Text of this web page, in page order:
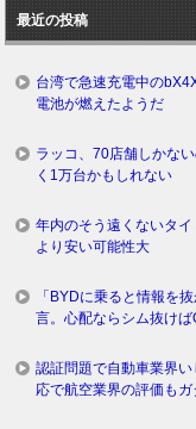
グ
最近の投稿
台湾で急速充電中の
電池が燃えたようだ
ラッコ、70店舗しかな
く1万台かもしれない
年内のそう遠くないタ
より安い可能性大
「BYDに乗ると情報を
言。心配ならシム抜けば
認証問題で自動車業界
応で航空業界の評価もガ